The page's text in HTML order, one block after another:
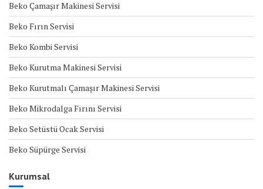
Beko Çamaşır Makinesi Servisi
Beko Fırın Servisi
Beko Kombi Servisi
Beko Kurutma Makinesi Servisi
Beko Kurutmalı Çamaşır Makinesi Servisi
Beko Mikrodalga Fırını Servisi
Beko Setüstü Ocak Servisi
Beko Süpürge Servisi
Kurumsal